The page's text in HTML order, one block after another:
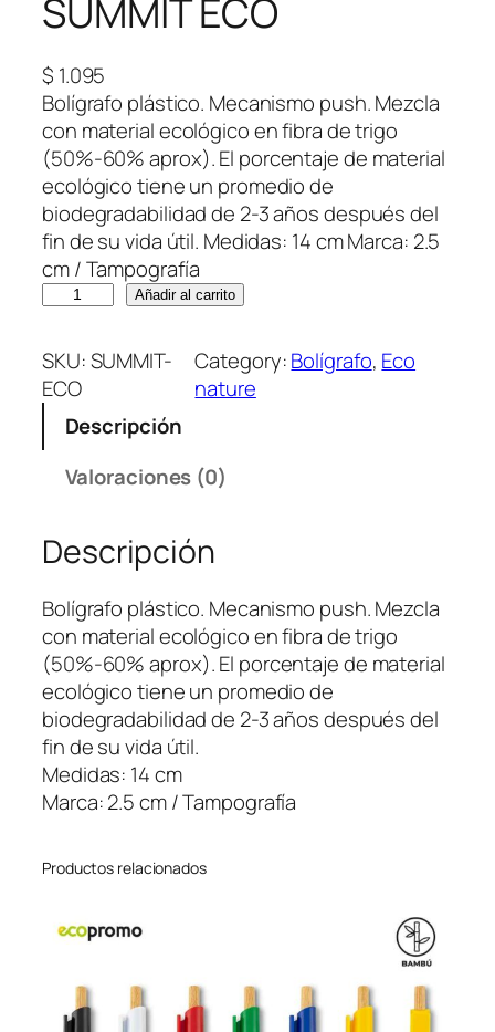
SUMMIT ECO
$ 1.095
Bolígrafo plástico. Mecanismo push. Mezcla
con material ecológico en fibra de trigo
(50%-60% aprox). El porcentaje de material
ecológico tiene un promedio de
biodegradabilidad de 2-3 años después del
fin de su vida útil. Medidas: 14 cm Marca: 2.5
cm / Tampografía
M
M
I
c
a
n
t
i
d
a
d
Añadir al carrito
SKU:SUMMIT-
ECO
Category:Bolígrafo, Eco
nature
Descripción
Valoraciones (0)
Descripción
Bolígrafo plástico. Mecanismo push. Mezcla
con material ecológico en fibra de trigo
(50%-60% aprox). El porcentaje de material
ecológico tiene un promedio de
biodegradabilidad de 2-3 años después del
fin de su vida útil.
Medidas: 14 cm
Marca: 2.5 cm / Tampografía
Productos relacionados